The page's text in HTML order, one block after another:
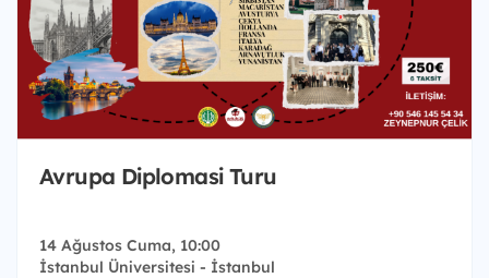
Avrupa Diplomasi Turu
14 Ağustos Cuma, 10:00
İstanbul Üniversitesi - İstanbul